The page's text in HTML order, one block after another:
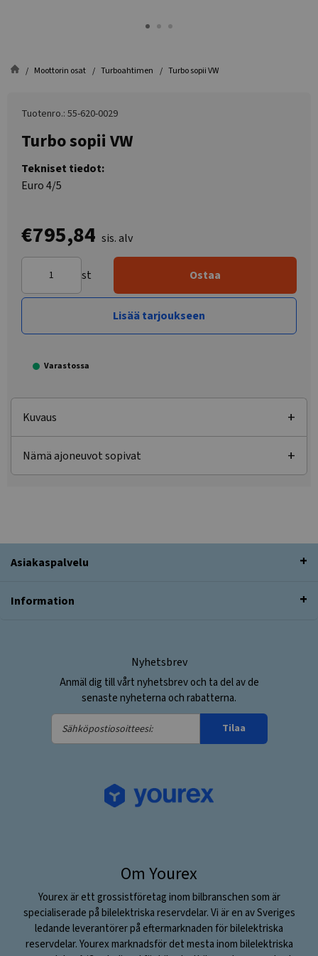
Moottorin osat Turboahtimen Turbo sopii VW
Tuotenro.: 55-620-0029
Turbo sopii VW
Tekniset tiedot:
Euro 4/5
€795,84 sis. alv
st Ostaa
Lisää tarjoukseen
Varastossa
Kuvaus
Nämä ajoneuvot sopivat
Asiakaspalvelu
Information
Nyhetsbrev
Anmäl dig till vårt nyhetsbrev och ta del av de
senaste nyheterna och rabatterna.
Sähköpostiosoitteesi:
Tilaa
Om Yourex
Yourex är ett grossistföretag inom bilbranschen som är
specialiserade på bilelektriska reservdelar. Vi är en av Sveriges
ledande leverantörer på eftermarknaden för bilelektriska
reservdelar. Yourex marknadsför det mesta inom bilelektriska